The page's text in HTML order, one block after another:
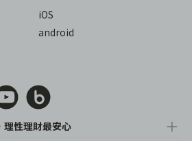
iOS
android
理性理財最安心